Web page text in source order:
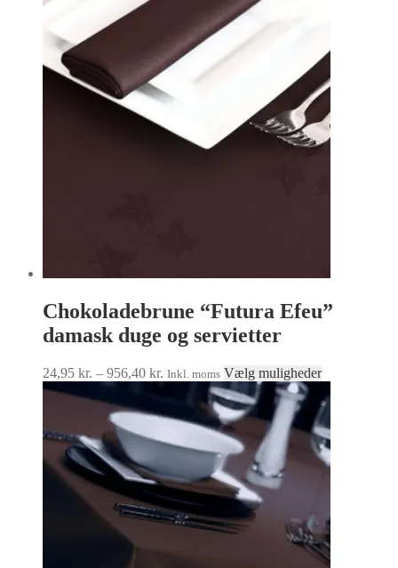
1.061,45 kr.
Chokoladebrune “Futura Efeu”
damask duge og servietter
24,95 kr. – 956,40 kr. Prisinterval:
24,95 kr.
956,40 kr.
Inkl. moms Vælg mulighederDette
har
flere
varianter.
Mulighederne
kan
varesiden